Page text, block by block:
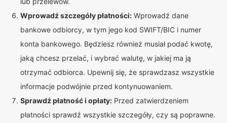
Wprowadź szczegóły płatności: Wprowadź dane
bankowe odbiorcy, w tym jego kod SWIFT/BIC i numer
konta bankowego. Będziesz również musiał podać kwotę,
jaką chcesz przelać, i wybrać walutę, w jakiej ma ją
otrzymać odbiorca. Upewnij się, że sprawdzasz wszystkie
informacje podwójnie przed kontynuowaniem.
Sprawdź płatność i opłaty: Przed zatwierdzeniem
płatności sprawdź wszystkie szczegóły, czy są poprawne.